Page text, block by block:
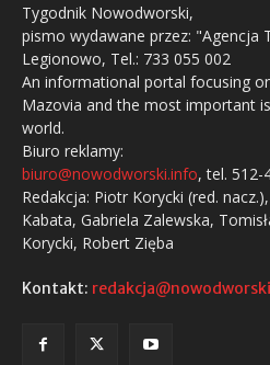
Tygodnik Nowodworski,
pismo wydawane przez: "Agencja
Legionowo, Tel.: 733 055 002
An informational portal focusing
Mazovia and the most important
world.
Biuro reklamy:
biuro@nowodworski.info, tel. 512-
Redakcja: Piotr Korycki (red.
Kabata, Gabriela Zalewska,
Korycki, Robert Zięba
Kontakt: